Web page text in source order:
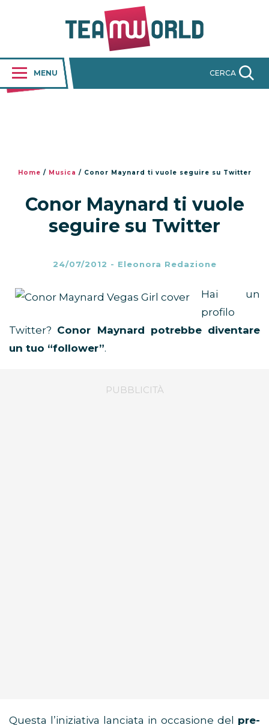
MENU CERCA
Home / Musica / Conor Maynard ti vuole seguire su Twitter
Conor Maynard ti vuole
seguire su Twitter
24/07/2012 - Eleonora Redazione
Hai un
profilo
Twitter? Conor Maynard potrebbe diventare
un tuo “follower”.
Questa l’iniziativa lanciata in occasione del pre-